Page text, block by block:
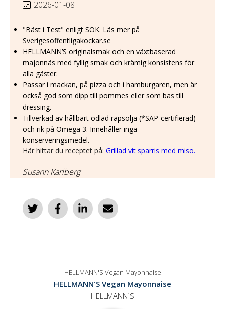
2026-01-08
"Bäst i Test" enligt SOK. Läs mer på
Sverigesoffentligakockar.se
HELLMANN’S originalsmak och en växtbaserad
majonnäs med fyllig smak och krämig konsistens för
alla gäster.
Passar i mackan, på pizza och i hamburgaren, men är
också god som dipp till pommes eller som bas till
dressing.
Tillverkad av hållbart odlad rapsolja (*SAP-certifierad)
och rik på Omega 3. Innehåller inga
konserveringsmedel.
Här hittar du receptet på: Grillad vit sparris med miso.
Susann Karlberg
HELLMANN'S Vegan Mayonnaise
HELLMANN'S Vegan Mayonnaise
HELLMANN´S